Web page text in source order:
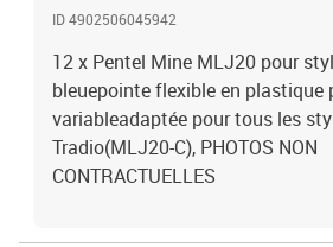
ID 4902506045942
12 x Pentel Mine MLJ20 pour
bleuepointe flexible en plastique
variableadaptée pour tous les
Tradio(MLJ20-C), PHOTOS NON
CONTRACTUELLES